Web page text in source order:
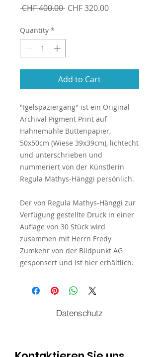
CHF 400.00 Regular
CHF 320.00Sale
Quantity *
Add to Cart
"Igelspaziergang" ist ein Original
Archival Pigment Print auf
Hahnemühle Büttenpapier,
50x50cm (Wiese 39x39cm), lichtecht
und unterschrieben und
nummeriert von der Künstlerin
Regula Mathys-Hänggi persönlich.
Der von Regula Mathys-Hänggi zur
Verfügung gestellte Druck in einer
Auflage von 30 Stück wird
zusammen mit Herrn Fredy
Zumkehr von der Bildpunkt AG
gesponsert und ist hier erhältlich.
Datenschutz